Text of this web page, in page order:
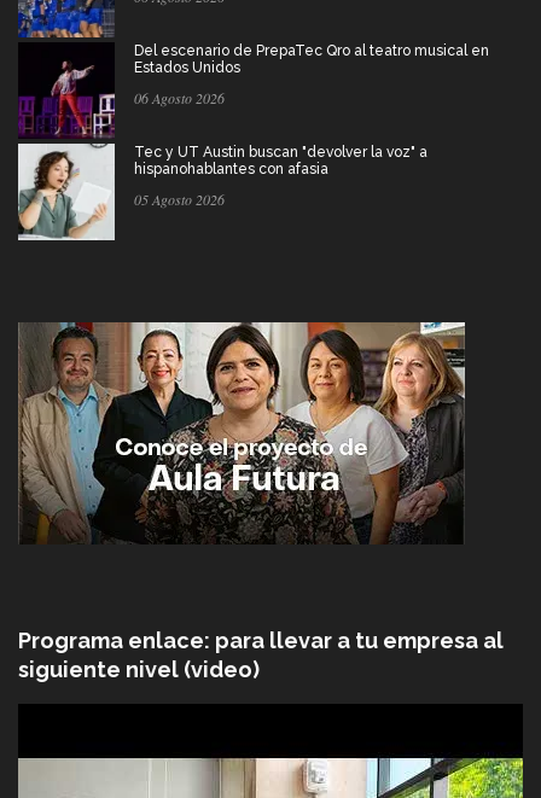
Del escenario de PrepaTec Qro al teatro musical en
Estados Unidos
06 Agosto 2026
Tec y UT Austin buscan "devolver la voz" a
hispanohablantes con afasia
05 Agosto 2026
Programa enlace: para llevar a tu empresa al
siguiente nivel (video)